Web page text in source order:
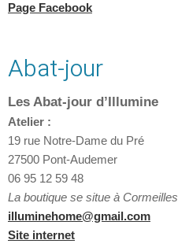
Page Facebook
Abat-jour
Les Abat-jour d’Illumine
Atelier :
19 rue Notre-Dame du Pré
27500 Pont-Audemer
06 95 12 59 48
La boutique se situe à Cormeilles
illuminehome@gmail.com
Site internet